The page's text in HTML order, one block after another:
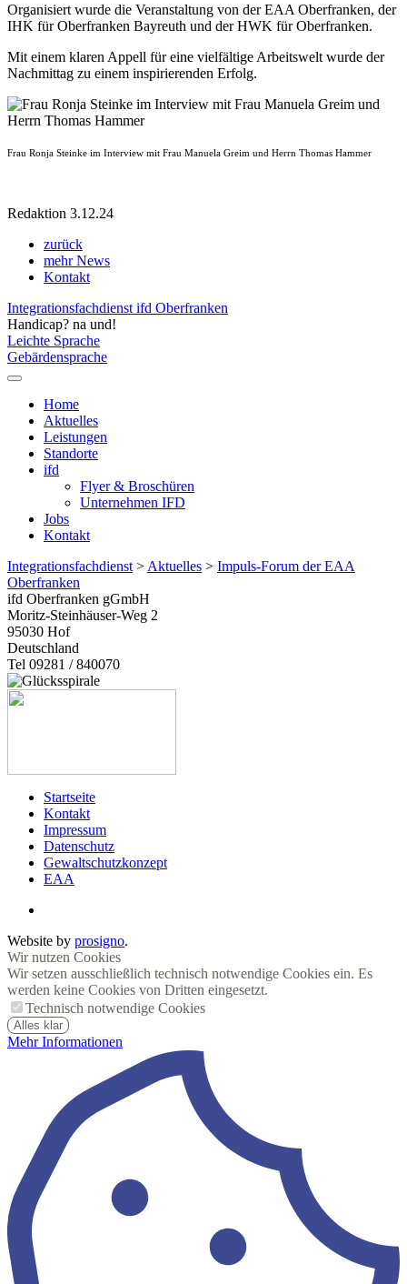
Organisiert wurde die Veranstaltung von der EAA Oberfranken, der
IHK für Oberfranken Bayreuth und der HWK für Oberfranken.
Mit einem klaren Appell für eine vielfältige Arbeitswelt wurde der
Nachmittag zu einem inspirierenden Erfolg.
Frau Ronja Steinke im Interview mit Frau Manuela Greim und Herrn Thomas Hammer
Redaktion 3.12.24
zurück
mehr News
Kontakt
Integrationsfachdienst ifd Oberfranken
Handicap? na und!
Leichte Sprache
Gebärdensprache
Home
Aktuelles
Leistungen
Standorte
ifd
Flyer & Broschüren
Unternehmen IFD
Jobs
Kontakt
Integrationsfachdienst > Aktuelles > Impuls-Forum der EAA
Oberfranken
ifd Oberfranken gGmbH
Moritz-Steinhäuser-Weg 2
95030 Hof
Deutschland
Tel 09281 / 840070
Startseite
Kontakt
Impressum
Datenschutz
Gewaltschutzkonzept
EAA
Website by prosigno.
Wir nutzen Cookies
Wir setzen ausschließlich technisch notwendige Cookies ein. Es
werden keine Cookies von Dritten eingesetzt.
Technisch notwendige Cookies
Alles klar
Mehr Informationen